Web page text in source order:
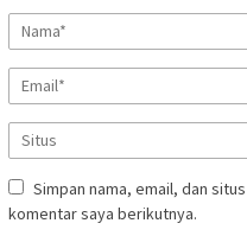
Simpan nama, email, dan
komentar saya berikutnya.